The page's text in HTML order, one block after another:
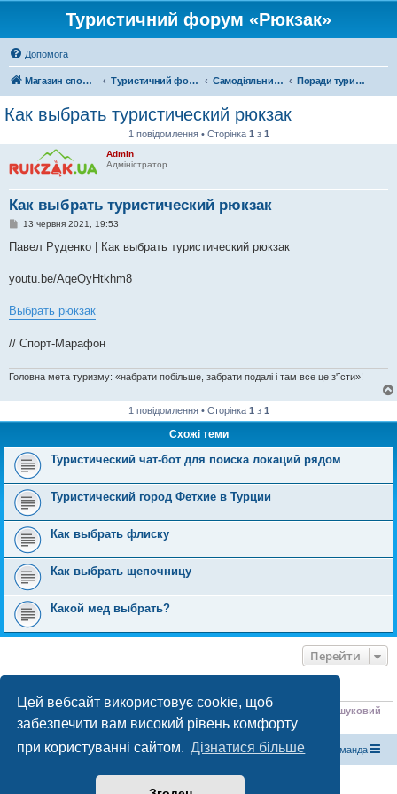
Цей вебсайт використовує cookie, щоб
забезпечити вам високий рівень комфорту
при користуванні сайтом. Дізнатися більше
Туристичний форум «Рюкзак»
Допомога
Магазин спорядження Туристичний форум «Рюкзак» Самодіяльний туризм Поради туристам
Как выбрать туристический рюкзак
1 повідомлення • Сторінка 1 з 1
Admin
Адміністратор
Как выбрать туристический рюкзак
П
в
о
е
н
я
13 червня 2021, 19:53
Павел Руденко | Как выбрать туристический рюкзак
youtu.be/AqeQyHtkhm8
Выбрать рюкзак
// Спорт-Марафон
Головна мета туризму: «набрати побільше, забрати подалі і там все це з'їсти»!
1 повідомлення • Сторінка 1 з 1
Схожі теми
Туристический чат-бот для поиска локаций рядом
Туристический город Фетхие в Турции
Как выбрать флиску
Как выбрать щепочницу
Какой мед выбрать?
Перейти
ХТО ЗАРАЗ ОНЛАЙН
Зараз переглядають цей форум:ClaudeBot [бот ШІ] ,Яндекс.Поиск [пошуковий
бот]і 2 гостей
Магазин спорядження Туристичний форум «Рюкзак» Команда
Працює на phpBB® Forum Software © phpBB Limited